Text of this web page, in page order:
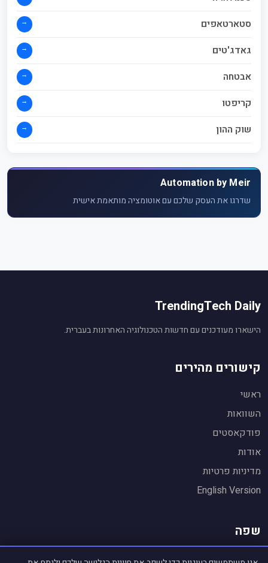
סטארטאפים →
גאדג'טים →
אבטחה →
קריפטו →
שוק ההון →
Automation by Meir
שדרגו את העסק שלכם עם אוטומציה מותאמת אישית
TrendingTech Daily
הישארו מעודכנים עם חדשות הטכנולוגיה האחרונות בעברית.
קישורים מהירים
ראשי
השוואות
פודקאסטים
אודות
מדיניות פרטיות
English Version
שפה